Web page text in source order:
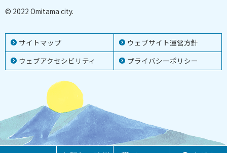
サイトマップ
ウェブサイト運営方針
ウェブアクセシビリティ
プライバシーポリシー
© 2022 Omitama city.